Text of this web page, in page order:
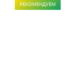
РЕКОМЕНДУЕМ